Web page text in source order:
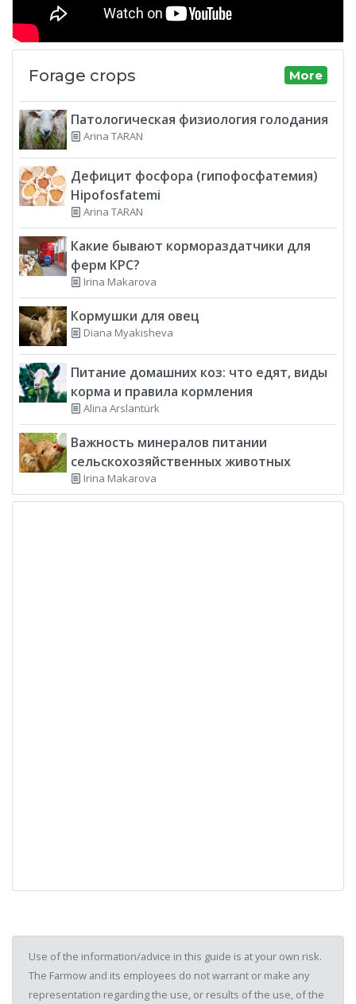
Forage crops More
Патологическая физиология голодания
Arina TARAN
Дефицит фосфора (гипофосфатемия)
Hipofosfatemi
Arina TARAN
Какие бывают кормораздатчики для
ферм КРС?
Irina Makarova
Кормушки для овец
Diana Myakisheva
Питание домашних коз: что едят, виды
корма и правила кормления
Alina Arslantürk
Важность минералов питании
сельскохозяйственных животных
Irina Makarova
Use of the information/advice in this guide is at your own risk.
The Farmow and its employees do not warrant or make any
representation regarding the use, or results of the use, of the